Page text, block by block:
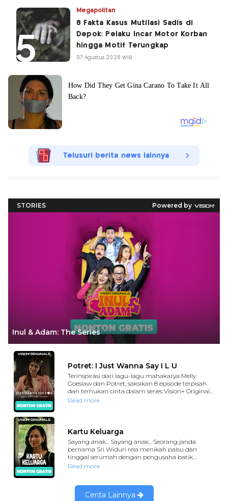
Megapolitan
8 Fakta Kasus Mutilasi Sadis di
Depok: Pelaku Incar Motor Korban
hingga Motif Terungkap
07 Agustus 2026 WIB
Telusuri berita news lainnya